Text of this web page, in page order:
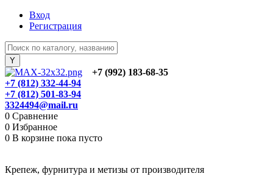
Вход
Регистрация
+7 (992) 183-68-35
+7 (812) 332-44-94
+7 (812) 501-83-94
3324494@mail.ru
0 Сравнение
0 Избранное
0 В корзине пока пусто
Крепеж, фурнитура и метизы от производителя